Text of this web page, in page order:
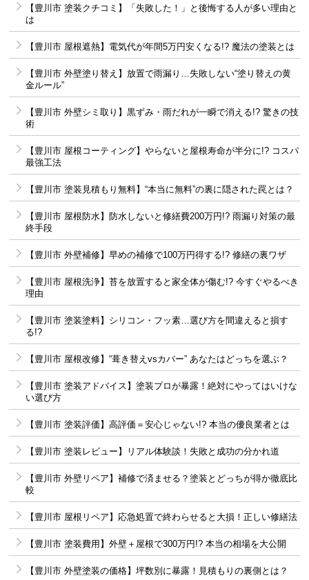
【豊川市 塗装クチコミ】「失敗した！」と後悔する人が多い理由と
は
【豊川市 屋根遮熱】電気代が年間5万円安くなる!? 魔法の塗装とは
【豊川市 外壁塗り替え】放置で雨漏り…失敗しない“塗り替えの黄
金ルール”
【豊川市 外壁シミ取り】黒ずみ・雨だれが一瞬で消える!? 驚きの技
術
【豊川市 屋根コーティング】やらないと屋根寿命が半分に!? コスパ
最強工法
【豊川市 塗装見積もり無料】“本当に無料”の裏に隠された罠とは？
【豊川市 屋根防水】防水しないと修繕費200万円!? 雨漏り対策の最
終手段
【豊川市 外壁補修】早めの補修で100万円得する!? 修繕の裏ワザ
【豊川市 屋根洗浄】苔を放置すると家全体が傷む!? 今すぐやるべき
理由
【豊川市 塗装塗料】シリコン・フッ素…選び方を間違えると損す
る!?
【豊川市 屋根改修】“葺き替えvsカバー” あなたはどっちを選ぶ？
【豊川市 塗装アドバイス】塗装プロが暴露！絶対にやってはいけな
い選び方
【豊川市 塗装評価】高評価＝安心じゃない!? 本当の優良業者とは
【豊川市 塗装レビュー】リアル体験談！失敗と成功の分かれ道
【豊川市 外壁リペア】補修で済ませる？塗装とどっちが得か徹底比
較
【豊川市 屋根リペア】応急処置で終わらせると大損！正しい修繕法
【豊川市 塗装費用】外壁＋屋根で300万円!? 本当の相場を大公開
【豊川市 外壁塗装の価格】坪数別に暴露！見積もりの裏側とは？